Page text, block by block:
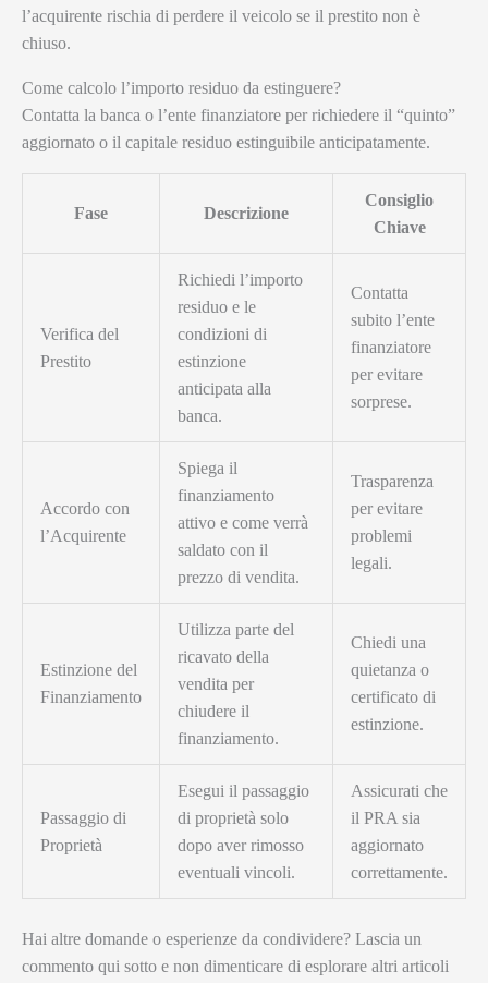
l’acquirente rischia di perdere il veicolo se il prestito non è
chiuso.
Come calcolo l’importo residuo da estinguere?
Contatta la banca o l’ente finanziatore per richiedere il “quinto”
aggiornato o il capitale residuo estinguibile anticipatamente.
Fase Descrizione
Consiglio
Chiave
Verifica del
Prestito
Richiedi l’importo
residuo e le
condizioni di
estinzione
anticipata alla
banca.
Contatta
subito l’ente
finanziatore
per evitare
sorprese.
Accordo con
l’Acquirente
Spiega il
finanziamento
attivo e come verrà
saldato con il
prezzo di vendita.
Trasparenza
per evitare
problemi
legali.
Estinzione del
Finanziamento
Utilizza parte del
ricavato della
vendita per
chiudere il
finanziamento.
Chiedi una
quietanza o
certificato di
estinzione.
Passaggio di
Proprietà
Esegui il passaggio
di proprietà solo
dopo aver rimosso
eventuali vincoli.
Assicurati che
il PRA sia
aggiornato
correttamente.
Hai altre domande o esperienze da condividere? Lascia un
commento qui sotto e non dimenticare di esplorare altri articoli